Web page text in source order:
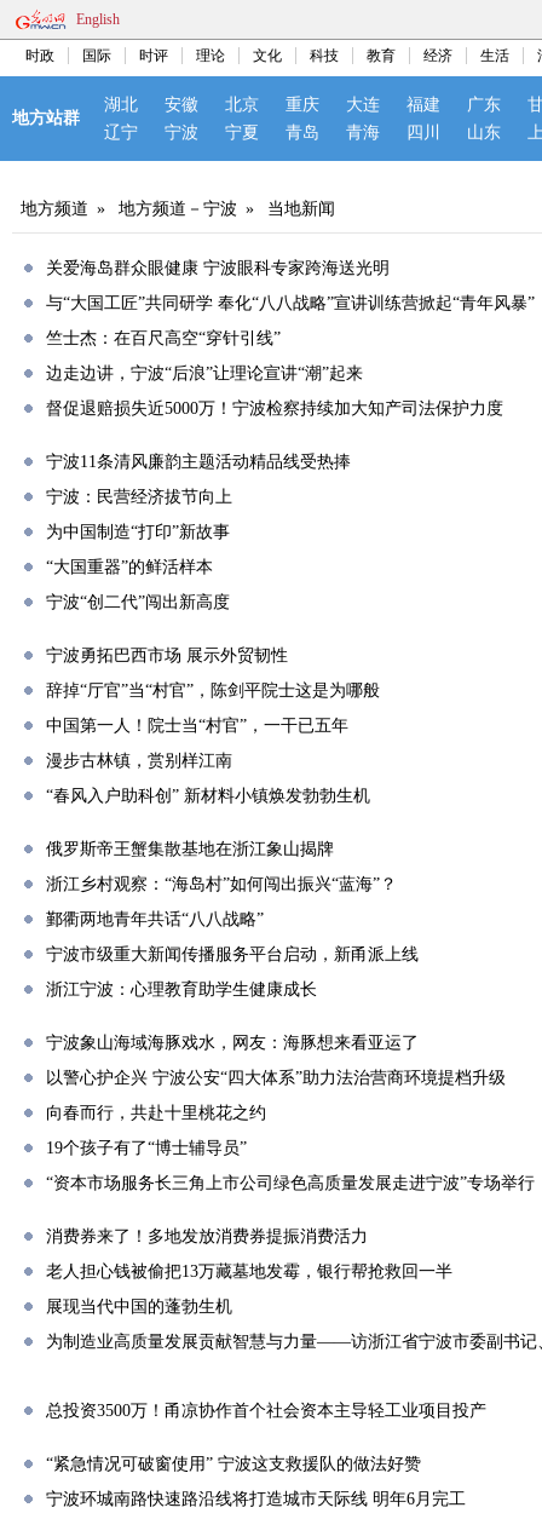
English
时政 国际 时评 理论 文化 科技 教育 经济 生活
地方站群
湖北 安徽 北京 重庆 大连 福建 广东
辽宁
宁波 宁夏 青岛 青海 四川 山东
地方频道 » 地方频道－宁波 » 当地新闻
关爱海岛群众眼健康 宁波眼科专家跨海送光明
与“大国工匠”共同研学 奉化“八八战略”宣讲训练营掀起“青年风暴”
竺士杰：在百尺高空“穿针引线”
边走边讲，宁波“后浪”让理论宣讲“潮”起来
督促退赔损失近5000万！宁波检察持续加大知产司法保护力度
宁波11条清风廉韵主题活动精品线受热捧
宁波：民营经济拔节向上
为中国制造“打印”新故事
“大国重器”的鲜活样本
宁波“创二代”闯出新高度
宁波勇拓巴西市场 展示外贸韧性
辞掉“厅官”当“村官”，陈剑平院士这是为哪般
中国第一人！院士当“村官”，一干已五年
漫步古林镇，赏别样江南
“春风入户助科创” 新材料小镇焕发勃勃生机
俄罗斯帝王蟹集散基地在浙江象山揭牌
浙江乡村观察：“海岛村”如何闯出振兴“蓝海”？
鄞衢两地青年共话“八八战略”
宁波市级重大新闻传播服务平台启动，新甬派上线
浙江宁波：心理教育助学生健康成长
宁波象山海域海豚戏水，网友：海豚想来看亚运了
以警心护企兴 宁波公安“四大体系”助力法治营商环境提档升级
向春而行，共赴十里桃花之约
19个孩子有了“博士辅导员”
“资本市场服务长三角上市公司绿色高质量发展走进宁波”专场举行
消费券来了！多地发放消费券提振消费活力
老人担心钱被偷把13万藏墓地发霉，银行帮抢救回一半
展现当代中国的蓬勃生机
为制造业高质量发展贡献智慧与力量——访浙江省宁波市委副书记
总投资3500万！甬凉协作首个社会资本主导轻工业项目投产
“紧急情况可破窗使用” 宁波这支救援队的做法好赞
宁波环城南路快速路沿线将打造城市天际线 明年6月完工